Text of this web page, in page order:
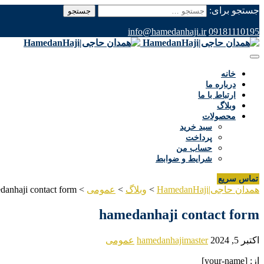
جستجو برای:
09181110195
info@hamedanhaji.ir
خانه
درباره ما
ارتباط با ما
وبلاگ
محصولات
سبد خرید
پرداخت
حساب من
شرایط و ضوابط
تماس سریع
همدان حاجی|HamedanHaji > وبلاگ > عمومی >
contact form
hamedanhaji contact form
اکتبر 5, 2024 hamedanhajimaster عمومی
از: [your-name]